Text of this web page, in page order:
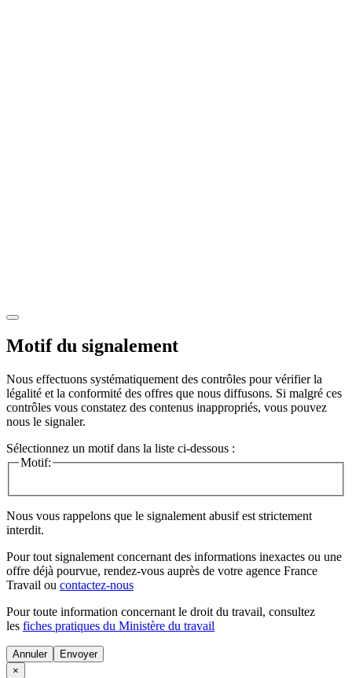
Motif du signalement
Nous effectuons systématiquement des contrôles pour vérifier la
légalité et la conformité des offres que nous diffusons. Si malgré ces
contrôles vous constatez des contenus inappropriés, vous pouvez
nous le signaler.
Sélectionnez un motif dans la liste ci-dessous :
Motif:
Nous vous rappelons que le signalement abusif est strictement
interdit.
Pour tout signalement concernant des informations inexactes ou une
offre déjà pourvue, rendez-vous auprès de votre agence France
Travail ou contactez-nous
Pour toute information concernant le droit du travail, consultez
les fiches pratiques du Ministère du travail
Annuler
×